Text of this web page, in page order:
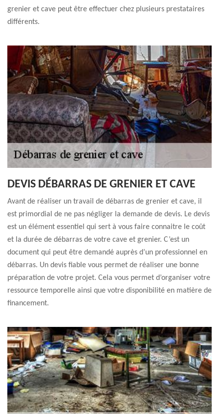
grenier et cave peut être effectuer chez plusieurs prestataires
différents.
DEVIS DÉBARRAS DE GRENIER ET CAVE
Avant de réaliser un travail de débarras de grenier et cave, il
est primordial de ne pas négliger la demande de devis. Le devis
est un élément essentiel qui sert à vous faire connaitre le coût
et la durée de débarras de votre cave et grenier. C’est un
document qui peut être demandé auprès d’un professionnel en
débarras. Un devis fiable vous permet de réaliser une bonne
préparation de votre projet. Cela vous permet d’organiser votre
ressource temporelle ainsi que votre disponibilité en matière de
financement.